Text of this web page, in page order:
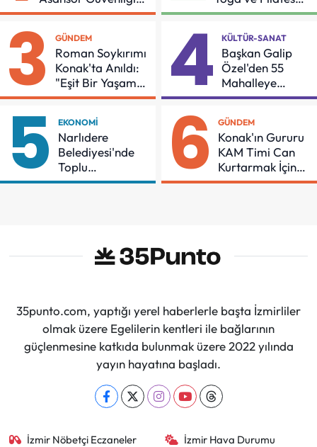
İçin Önemli Protokol
Buluşması
3 GÜNDEM
Roman Soykırımı
Konak'ta Anıldı:
"Eşit Bir Yaşam
İçin Mücadeleyi
4 KÜLTÜR-SANAT
Başkan Galip
Özel'den 55
Mahalleye
Çocuk Şenliği
5 EKONOMI
Narlıdere
Belediyesi'nde
Toplu
Sözleşmeye
6 GÜNDEM
Konak'ın Gururu
KAM Timi Can
Kurtarmak İçin
Demir Aldı
35punto.com, yaptığı yerel haberlerle başta İzmirliler
olmak üzere Egelilerin kentleri ile bağlarının
güçlenmesine katkıda bulunmak üzere 2022 yılında
yayın hayatına başladı.
İzmir Nöbetçi Eczaneler İzmir Hava Durumu